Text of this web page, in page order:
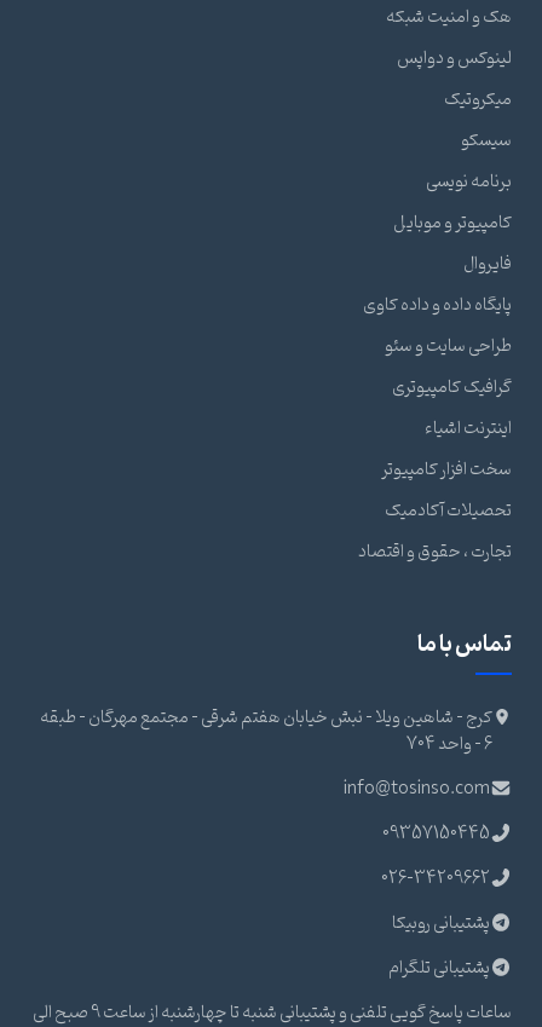
هک و امنیت شبکه
لینوکس و دواپس
میکروتیک
سیسکو
برنامه نویسی
کامپیوتر و موبایل
فایروال
پایگاه داده و داده کاوی
طراحی سایت و سئو
گرافیک کامپیوتری
اینترنت اشیاء
سخت افزار کامپیوتر
تحصیلات آکادمیک
تجارت ، حقوق و اقتصاد
تماس با ما
کرج - شاهین ویلا - نبش خیابان هفتم شرقی - مجتمع مهرگان - طبقه
6 - واحد 704
info@tosinso.com
09357150445
026-34209662
پشتیبانی روبیکا
پشتیبانی تلگرام
ساعات پاسخ گویی تلفنی و پشتیبانی شنبه تا چهارشنبه از ساعت 9 صبح الی